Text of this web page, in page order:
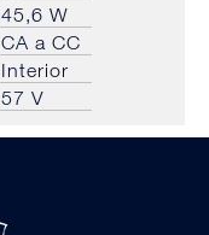
45,6 W
CA a CC
Interior
57 V